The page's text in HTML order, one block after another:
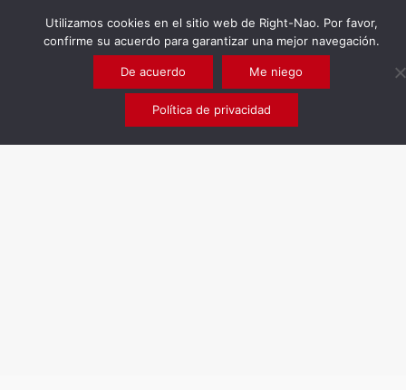
Utilizamos cookies en el sitio web de Right-Nao. Por favor,
confirme su acuerdo para garantizar una mejor navegación.
De acuerdo Me niego
Política de privacidad